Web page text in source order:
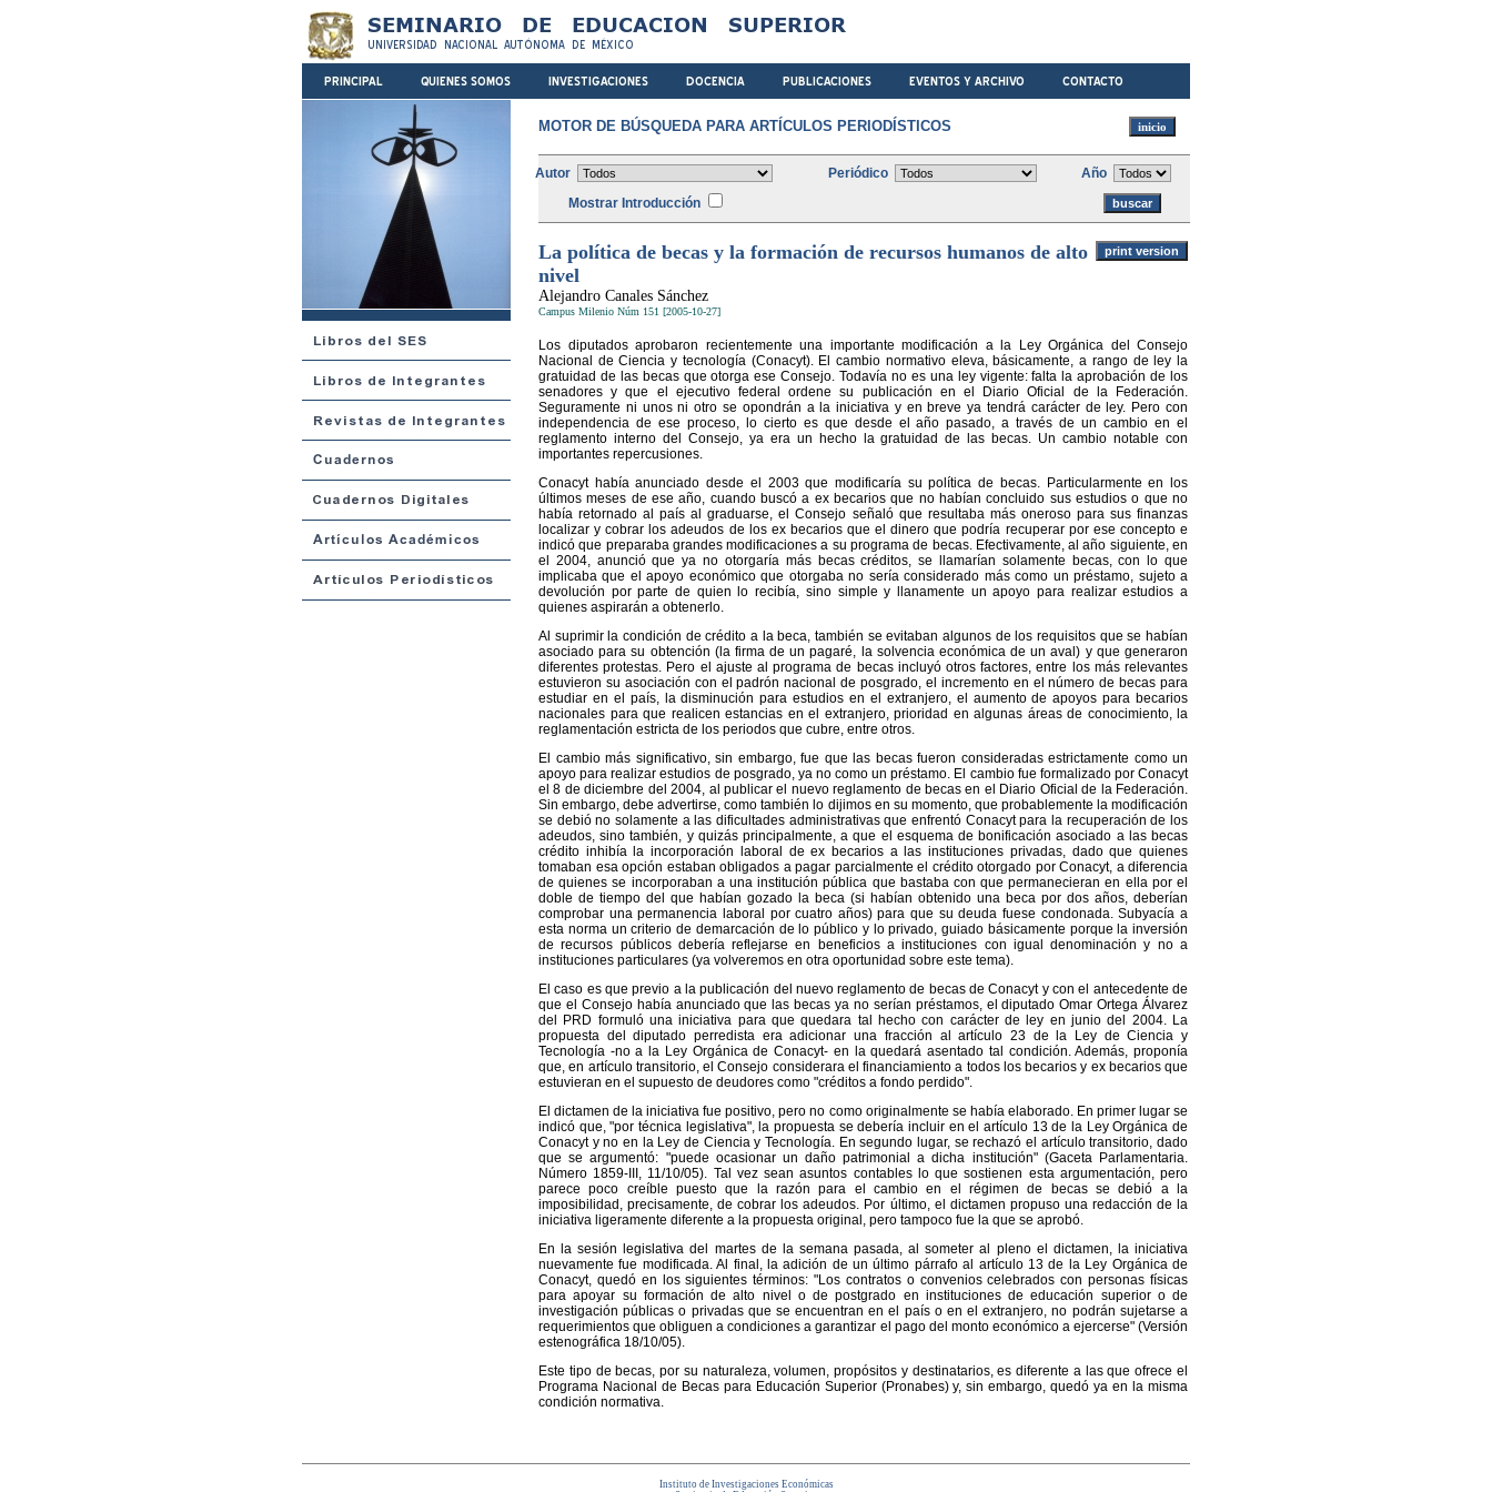
MOTOR DE BÚSQUEDA PARA ARTÍCULOS PERIODÍSTICOS
Autor Periódico
Año
Mostrar Introducción
La política de becas y la formación de recursos humanos de alto
nivel
Alejandro Canales Sánchez
Campus Milenio Núm 151 [2005-10-27]
Los diputados aprobaron recientemente una importante modificación a la Ley Orgánica del Consejo
Nacional de Ciencia y tecnología (Conacyt). El cambio normativo eleva, básicamente, a rango de ley la
gratuidad de las becas que otorga ese Consejo. Todavía no es una ley vigente: falta la aprobación de los
senadores y que el ejecutivo federal ordene su publicación en el Diario Oficial de la Federación.
Seguramente ni unos ni otro se opondrán a la iniciativa y en breve ya tendrá carácter de ley. Pero con
independencia de ese proceso, lo cierto es que desde el año pasado, a través de un cambio en el
reglamento interno del Consejo, ya era un hecho la gratuidad de las becas. Un cambio notable con
importantes repercusiones.
Conacyt había anunciado desde el 2003 que modificaría su política de becas. Particularmente en los
últimos meses de ese año, cuando buscó a ex becarios que no habían concluido sus estudios o que no
había retornado al país al graduarse, el Consejo señaló que resultaba más oneroso para sus finanzas
localizar y cobrar los adeudos de los ex becarios que el dinero que podría recuperar por ese concepto e
indicó que preparaba grandes modificaciones a su programa de becas. Efectivamente, al año siguiente, en
el 2004, anunció que ya no otorgaría más becas créditos, se llamarían solamente becas, con lo que
implicaba que el apoyo económico que otorgaba no sería considerado más como un préstamo, sujeto a
devolución por parte de quien lo recibía, sino simple y llanamente un apoyo para realizar estudios a
quienes aspirarán a obtenerlo.
Al suprimir la condición de crédito a la beca, también se evitaban algunos de los requisitos que se habían
asociado para su obtención (la firma de un pagaré, la solvencia económica de un aval) y que generaron
diferentes protestas. Pero el ajuste al programa de becas incluyó otros factores, entre los más relevantes
estuvieron su asociación con el padrón nacional de posgrado, el incremento en el número de becas para
estudiar en el país, la disminución para estudios en el extranjero, el aumento de apoyos para becarios
nacionales para que realicen estancias en el extranjero, prioridad en algunas áreas de conocimiento, la
reglamentación estricta de los periodos que cubre, entre otros.
El cambio más significativo, sin embargo, fue que las becas fueron consideradas estrictamente como un
apoyo para realizar estudios de posgrado, ya no como un préstamo. El cambio fue formalizado por Conacyt
el 8 de diciembre del 2004, al publicar el nuevo reglamento de becas en el Diario Oficial de la Federación.
Sin embargo, debe advertirse, como también lo dijimos en su momento, que probablemente la modificación
se debió no solamente a las dificultades administrativas que enfrentó Conacyt para la recuperación de los
adeudos, sino también, y quizás principalmente, a que el esquema de bonificación asociado a las becas
crédito inhibía la incorporación laboral de ex becarios a las instituciones privadas, dado que quienes
tomaban esa opción estaban obligados a pagar parcialmente el crédito otorgado por Conacyt, a diferencia
de quienes se incorporaban a una institución pública que bastaba con que permanecieran en ella por el
doble de tiempo del que habían gozado la beca (si habían obtenido una beca por dos años, deberían
comprobar una permanencia laboral por cuatro años) para que su deuda fuese condonada. Subyacía a
esta norma un criterio de demarcación de lo público y lo privado, guiado básicamente porque la inversión
de recursos públicos debería reflejarse en beneficios a instituciones con igual denominación y no a
instituciones particulares (ya volveremos en otra oportunidad sobre este tema).
El caso es que previo a la publicación del nuevo reglamento de becas de Conacyt y con el antecedente de
que el Consejo había anunciado que las becas ya no serían préstamos, el diputado Omar Ortega Álvarez
del PRD formuló una iniciativa para que quedara tal hecho con carácter de ley en junio del 2004. La
propuesta del diputado perredista era adicionar una fracción al artículo 23 de la Ley de Ciencia y
Tecnología -no a la Ley Orgánica de Conacyt- en la quedará asentado tal condición. Además, proponía
que, en artículo transitorio, el Consejo considerara el financiamiento a todos los becarios y ex becarios que
estuvieran en el supuesto de deudores como "créditos a fondo perdido".
El dictamen de la iniciativa fue positivo, pero no como originalmente se había elaborado. En primer lugar se
indicó que, "por técnica legislativa", la propuesta se debería incluir en el artículo 13 de la Ley Orgánica de
Conacyt y no en la Ley de Ciencia y Tecnología. En segundo lugar, se rechazó el artículo transitorio, dado
que se argumentó: "puede ocasionar un daño patrimonial a dicha institución" (Gaceta Parlamentaria.
Número 1859-III, 11/10/05). Tal vez sean asuntos contables lo que sostienen esta argumentación, pero
parece poco creíble puesto que la razón para el cambio en el régimen de becas se debió a la
imposibilidad, precisamente, de cobrar los adeudos. Por último, el dictamen propuso una redacción de la
iniciativa ligeramente diferente a la propuesta original, pero tampoco fue la que se aprobó.
En la sesión legislativa del martes de la semana pasada, al someter al pleno el dictamen, la iniciativa
nuevamente fue modificada. Al final, la adición de un último párrafo al artículo 13 de la Ley Orgánica de
Conacyt, quedó en los siguientes términos: "Los contratos o convenios celebrados con personas físicas
para apoyar su formación de alto nivel o de postgrado en instituciones de educación superior o de
investigación públicas o privadas que se encuentran en el país o en el extranjero, no podrán sujetarse a
requerimientos que obliguen a condiciones a garantizar el pago del monto económico a ejercerse" (Versión
estenográfica 18/10/05).
Este tipo de becas, por su naturaleza, volumen, propósitos y destinatarios, es diferente a las que ofrece el
Programa Nacional de Becas para Educación Superior (Pronabes) y, sin embargo, quedó ya en la misma
condición normativa.
Instituto de Investigaciones Económicas